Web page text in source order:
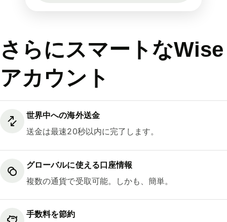
さらにスマートなWise
アカウント
世界中への海外送金
送金は最速20秒以内に完了します。
グローバルに使える口座情報
複数の通貨で受取可能。しかも、簡単。
手数料を節約